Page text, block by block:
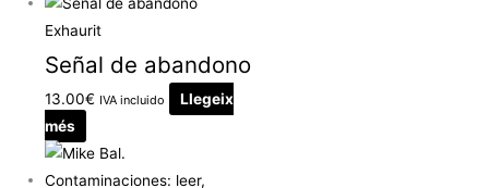
Exhaurit
Señal de abandono
13.00€ IVA incluido
Llegeix
més